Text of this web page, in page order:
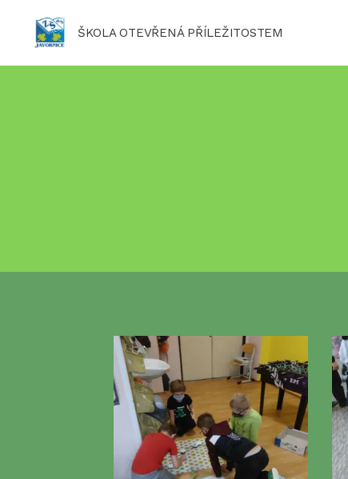
ŠKOLA OTEVŘENÁ PŘÍLEŽITOSTEM